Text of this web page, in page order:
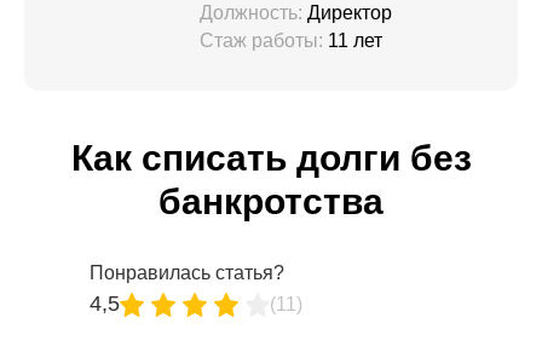
Должность: Директор
Стаж работы: 11 лет
Как списать долги без
банкротства
Понравилась статья?
4,5 (11)